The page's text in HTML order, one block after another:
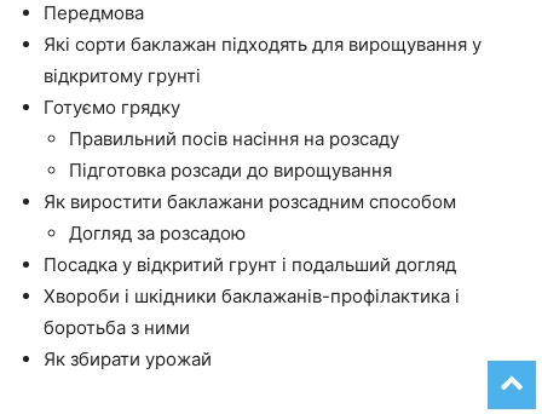
Передмова
Які сорти баклажан підходять для вирощування у
відкритому грунті
Готуємо грядку
Правильний посів насіння на розсаду
Підготовка розсади до вирощування
Як виростити баклажани розсадним способом
Догляд за розсадою
Посадка у відкритий грунт і подальший догляд
Хвороби і шкідники баклажанів-профілактика і
боротьба з ними
Як збирати урожай